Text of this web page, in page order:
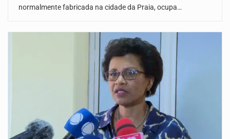
normalmente fabricada na cidade da Praia, ocupa…